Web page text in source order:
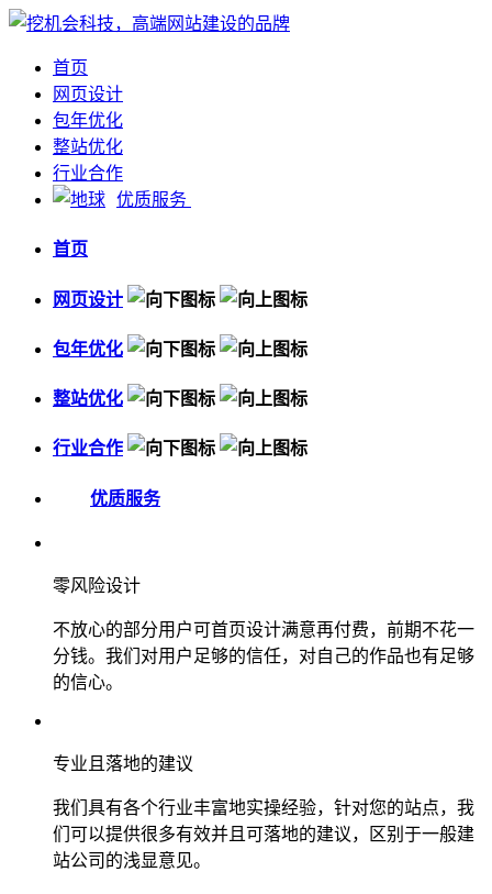
首页
网页设计
包年优化
整站优化
行业合作
优质服务
首页
网页设计
包年优化
整站优化
行业合作
优质服务
零风险设计
不放心的部分用户可首页设计满意再付费，前期不花一
分钱。我们对用户足够的信任，对自己的作品也有足够
的信心。
专业且落地的建议
我们具有各个行业丰富地实操经验，针对您的站点，我
们可以提供很多有效并且可落地的建议，区别于一般建
站公司的浅显意见。